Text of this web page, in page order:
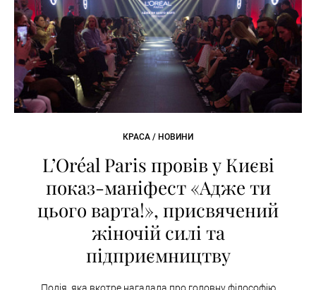
КРАСА / НОВИНИ
L’Oréal Paris провів у Києві
показ-маніфест «Адже ти
цього варта!», присвячений
жіночій силі та
підприємництву
Подія, яка вкотре нагадала про головну філософію